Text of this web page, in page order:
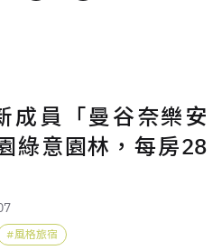
成員「曼谷奈樂安
綠意園林，每房28
風格旅宿